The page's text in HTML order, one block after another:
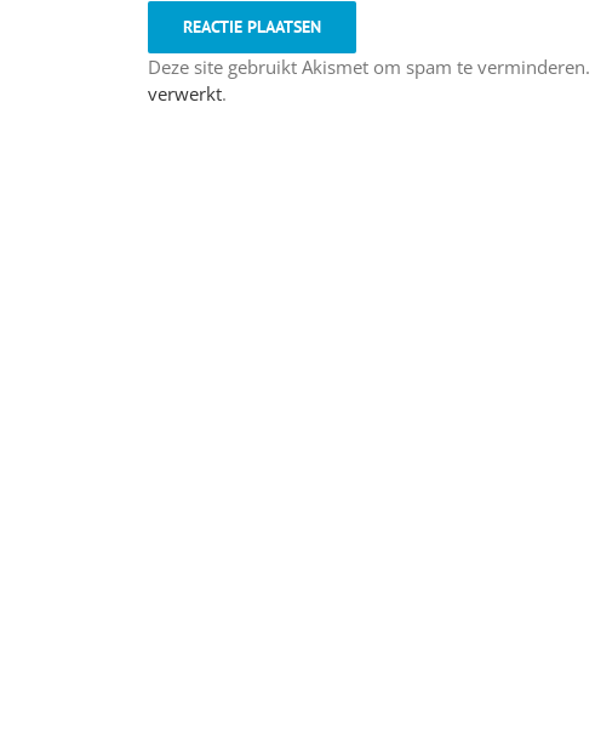
Deze site gebruikt Akismet om spam te verminderen.
verwerkt.